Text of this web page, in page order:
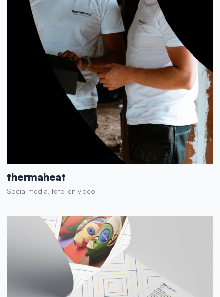
thermaheat
Social media, foto-en video